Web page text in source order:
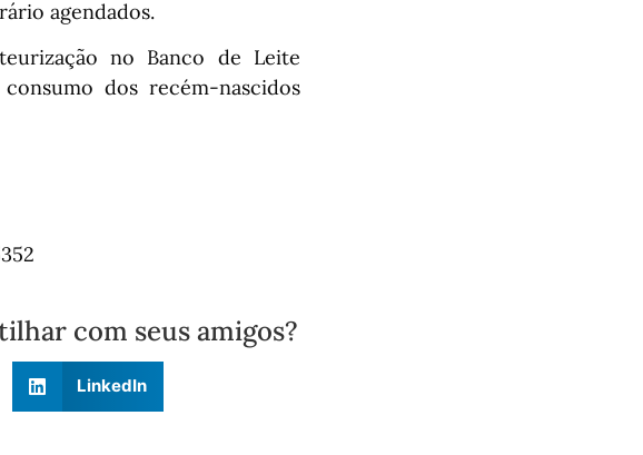
agendados.
no Banco de Leite
dos recém-nascidos
com seus amigos?
LinkedIn